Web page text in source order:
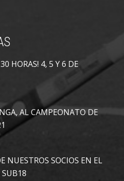
HORAS! 4, 5 Y 6 DE
AL CAMPEONATO DE
NUESTROS SOCIOS EN EL